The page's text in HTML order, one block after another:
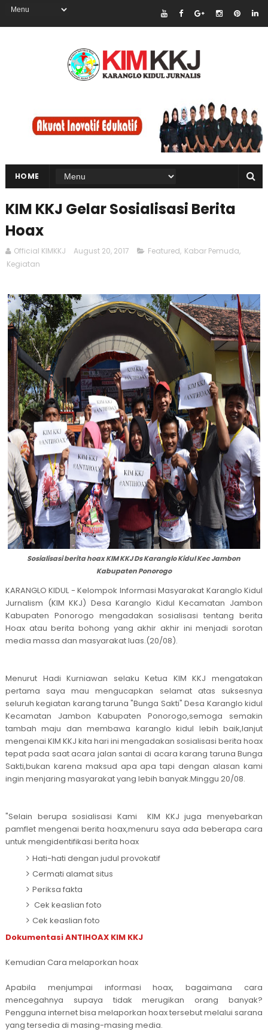
HOME
KIM KKJ Gelar Sosialisasi Berita
Hoax
Official KIMKKJ August 20, 2017 Featured, Kabar Pemuda,
Kegiatan
Sosialisasi berita hoax KIM KKJ Ds Karanglo Kidul Kec Jambon
Kabupaten Ponorogo
KARANGLO KIDUL - Kelompok Informasi Masyarakat Karanglo Kidul
Jurnalism (KIM KKJ) Desa Karanglo Kidul Kecamatan Jambon
Kabupaten Ponorogo mengadakan sosialisasi tentang berita
Hoax atau berita bohong yang akhir akhir ini menjadi sorotan
media massa dan masyarakat luas.(20/08).
Menurut Hadi Kurniawan selaku Ketua KIM KKJ mengatakan
pertama saya mau mengucapkan selamat atas suksesnya
seluruh kegiatan karang taruna "Bunga Sakti" Desa Karanglo kidul
Kecamatan Jambon Kabupaten Ponorogo,semoga semakin
tambah maju dan membawa karanglo kidul lebih baik,lanjut
mengenai KIM KKJ kita hari ini mengadakan sosialisasi berita hoax
tepat pada saat acara jalan santai di acara karang taruna Bunga
Sakti,bukan karena maksud apa apa tapi dengan alasan kami
ingin menjaring masyarakat yang lebih banyak.Minggu 20/08.
"Selain berupa sosialisasi Kami KIM KKJ juga menyebarkan
pamflet mengenai berita hoax,menuru saya ada beberapa cara
untuk mengidentifikasi berita hoax
Hati-hati dengan judul provokatif
Cermati alamat situs
Periksa fakta
Cek keaslian foto
Cek keaslian foto
Dokumentasi ANTIHOAX KIM KKJ
Kemudian Cara melaporkan hoax
Apabila menjumpai informasi hoax, bagaimana cara
mencegahnya supaya tidak merugikan orang banyak?
Pengguna internet bisa melaporkan hoax tersebut melalui sarana
yang tersedia di masing-masing media.